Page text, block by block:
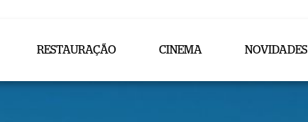
RESTAURAÇÃO CINEMA NOVIDADES